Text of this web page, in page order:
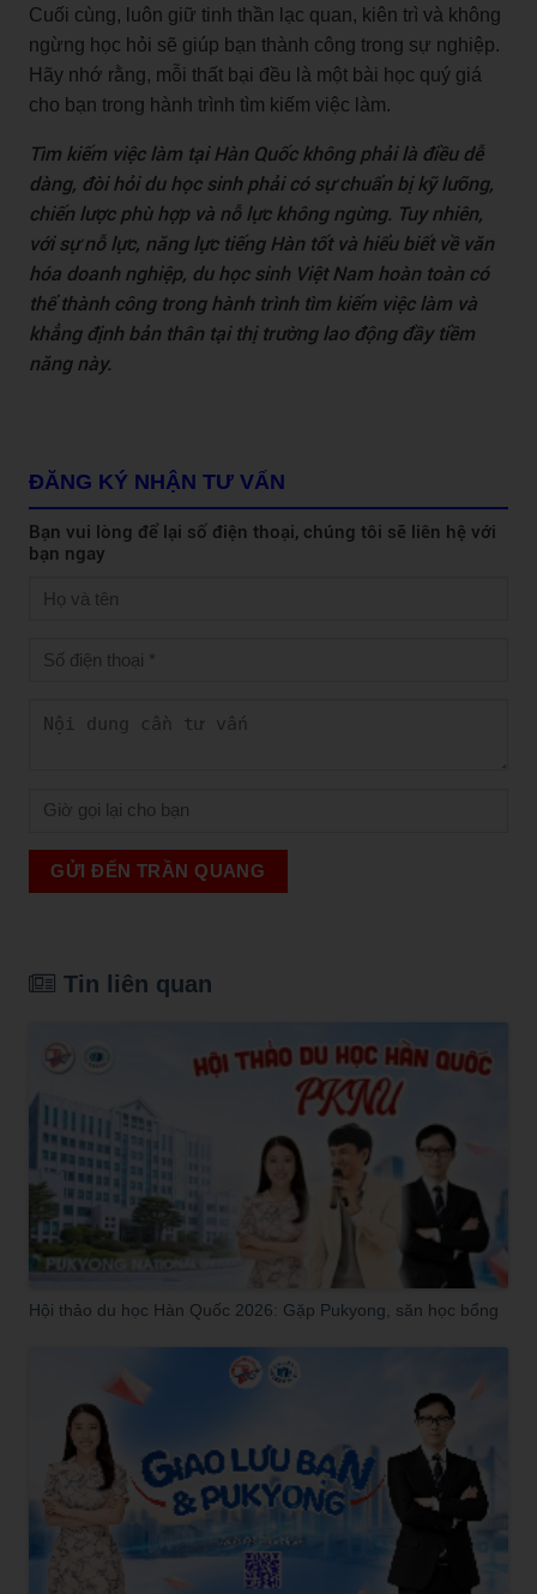
Cuối cùng, luôn giữ tinh thần lạc quan, kiên trì và không
ngừng học hỏi sẽ giúp bạn thành công trong sự nghiệp.
Hãy nhớ rằng, mỗi thất bại đều là một bài học quý giá
cho bạn trong hành trình tìm kiếm việc làm.
Tìm kiếm việc làm tại Hàn Quốc không phải là điều dễ
dàng, đòi hỏi du học sinh phải có sự chuẩn bị kỹ lưỡng,
chiến lược phù hợp và nỗ lực không ngừng. Tuy nhiên,
với sự nỗ lực, năng lực tiếng Hàn tốt và hiểu biết về văn
hóa doanh nghiệp, du học sinh Việt Nam hoàn toàn có
thể thành công trong hành trình tìm kiếm việc làm và
khẳng định bản thân tại thị trường lao động đầy tiềm
năng này.
ĐĂNG KÝ NHẬN TƯ VẤN
Bạn vui lòng để lại số điện thoại, chúng tôi sẽ liên hệ với
bạn ngay
GỬI ĐẾN TRẦN QUANG
Tin liên quan
Hội thảo du học Hàn Quốc 2026: Gặp Pukyong, săn học bổng